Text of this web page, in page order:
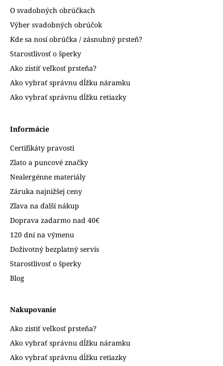
O svadobných obrúčkach
Výber svadobných obrúčok
Kde sa nosí obrúčka / zásnubný prsteň?
Starostlivosť o šperky
Ako zistiť veľkosť prsteňa?
Ako vybrať správnu dĺžku náramku
Ako vybrať správnu dĺžku retiazky
Informácie
Certifikáty pravosti
Zlato a puncové značky
Nealergénne materiály
Záruka najnižšej ceny
Zľava na ďalší nákup
Doprava zadarmo nad 40€
120 dní na výmenu
Doživotný bezplatný servis
Starostlivosť o šperky
Blog
Nakupovanie
Ako zistiť veľkosť prsteňa?
Ako vybrať správnu dĺžku náramku
Ako vybrať správnu dĺžku retiazky